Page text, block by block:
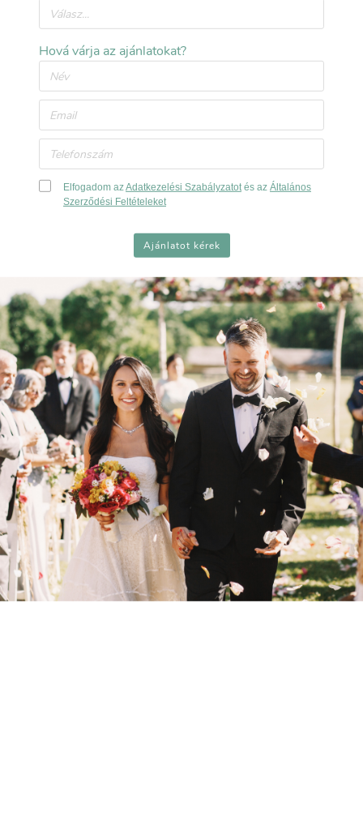
120
200
Bankett terem
50
80
Név: Konczi Bence (esküvő)
Telefonszám:+36 703010..... Mutat
Elfogadom azAdatkezelési Szabályzatot
Visszahívást kérek
Név: Hajnal Vince (rendezvény)
Telefonszám:+36 706728.....
Név: Székely Tímea (dekoráció)
Telefonszám:+36 702715.....
Szolgáltató jellege
Hová várja az ajánlatokat?
Elfogadom azAdatkezelési Szabályzatotés az Általános
Szerződési Feltételeket
Ajánlatot kérek